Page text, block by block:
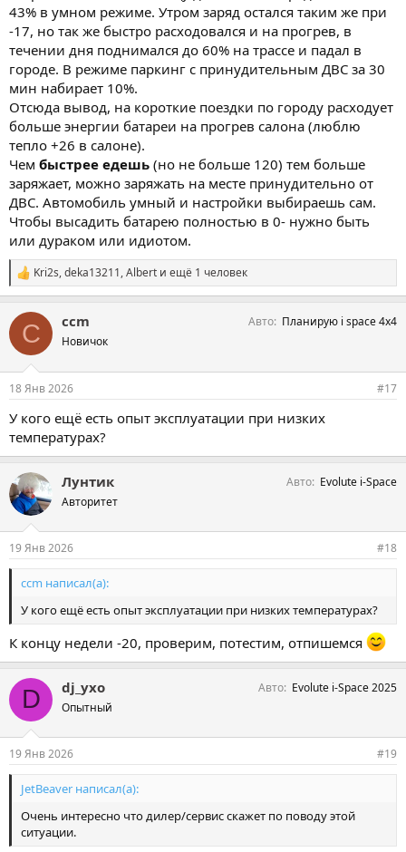
43% в умном режиме. Утром заряд остался таким же при
-17, но так же быстро расходовался и на прогрев, в
течении дня поднимался до 60% на трассе и падал в
городе. В режиме паркинг с принудительным ДВС за 30
мин набирает 10%.
Отсюда вывод, на короткие поездки по городу расходует
больше энергии батареи на прогрев салона (люблю
тепло +26 в салоне).
Чем быстрее едешь (но не больше 120) тем больше
заряжает, можно заряжать на месте принудительно от
ДВС. Автомобиль умный и настройки выбираешь сам.
Чтобы высадить батарею полностью в 0- нужно быть
или дураком или идиотом.
С
и
п
т
:
Kri2s,deka13211,Albert и ещё 1 человек
C ccm
Новичок
Авто Планирую i space 4x4
18 Янв 2026 #17
У кого ещё есть опыт эксплуатации при низких
температурах?
Лунтик
Авторитет
Авто Evolute i-Space
19 Янв 2026 #18
ccm написал(а):
У кого ещё есть опыт эксплуатации при низких температурах?
К концу недели -20, проверим, потестим, отпишемся
D dj_yxo
Опытный
Авто Evolute i-Space 2025
19 Янв 2026 #19
JetBeaver написал(а):
Очень интересно что дилер/сервис скажет по поводу этой
ситуации.